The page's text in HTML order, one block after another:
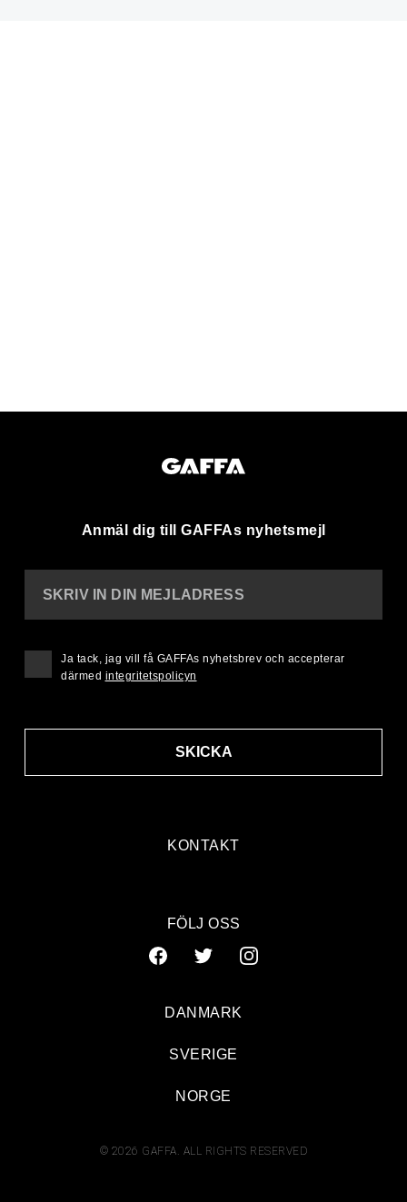
Anmäl dig till GAFFAs nyhetsmejl
KONTAKT
SKRIV IN DIN MEJLADRESS
SKICKA
Ja tack, jag vill få GAFFAs nyhetsbrev och accepterar
därmed integritetspolicyn
FÖLJ OSS
© 2026 GAFFA. ALL RIGHTS RESERVED
DANMARK
SVERIGE
NORGE